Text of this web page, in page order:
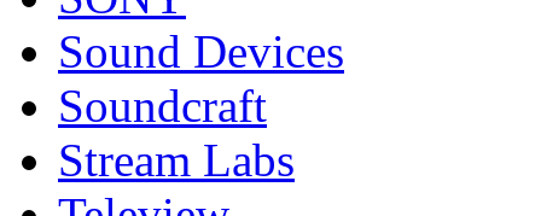
Sound Devices
Soundcraft
Stream Labs